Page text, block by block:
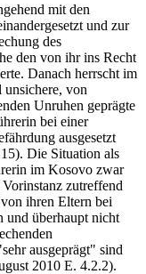
mit den
und zur
des
den von ihr ins Recht
Danach herrscht im
von
Unruhen geprägte
bei einer
ausgesetzt
Die Situation als
im Kosovo zwar
zutreffend
ihren Eltern bei
und überhaupt nicht
ausgeprägt" sind
2010 E. 4.2.2).